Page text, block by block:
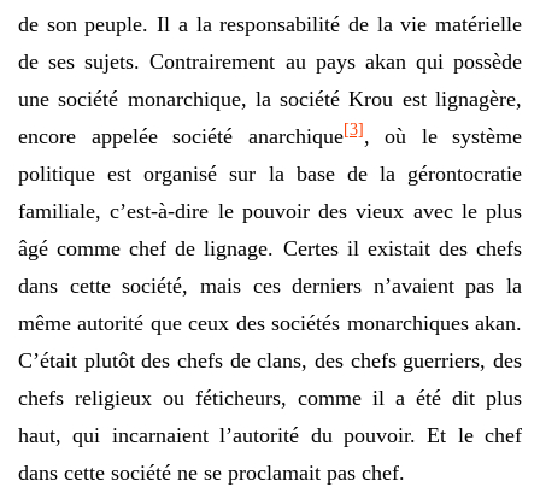
de son peuple. Il a la responsabilité de la vie matérielle
de ses sujets. Contrairement au pays akan qui possède
une société monarchique, la société Krou est lignagère,
encore appelée société anarchique[3], où le système
politique est organisé sur la base de la gérontocratie
familiale, c’est-à-dire le pouvoir des vieux avec le plus
âgé comme chef de lignage. Certes il existait des chefs
dans cette société, mais ces derniers n’avaient pas la
même autorité que ceux des sociétés monarchiques akan.
C’était plutôt des chefs de clans, des chefs guerriers, des
chefs religieux ou féticheurs, comme il a été dit plus
haut, qui incarnaient l’autorité du pouvoir. Et le chef
dans cette société ne se proclamait pas chef.